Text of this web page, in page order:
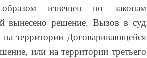
извещен по законам
вынесено решение. Вызов в суд
территории Договаривающейся
или на территории третьего